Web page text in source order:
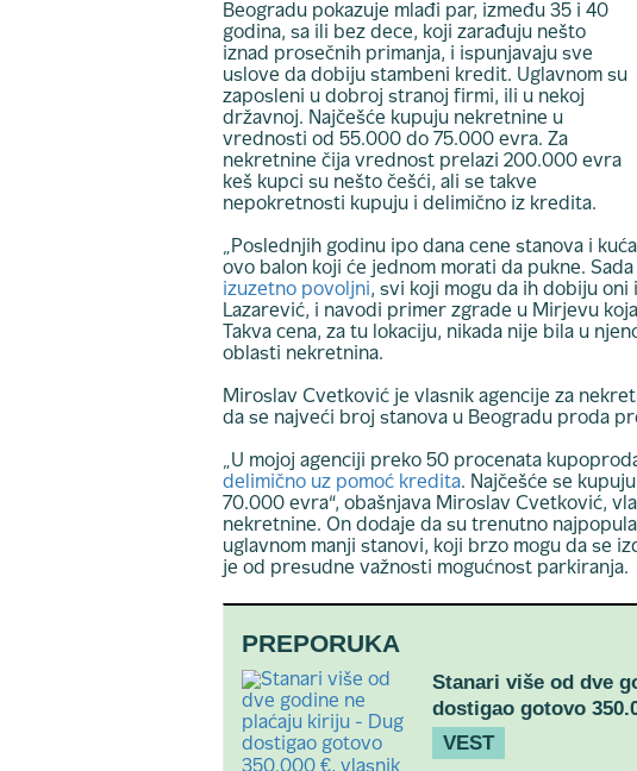
Beogradu pokazuje mlađi par, između 35 i 40
godina, sa ili bez dece, koji zarađuju nešto
iznad prosečnih primanja, i ispunjavaju sve
uslove da dobiju stambeni kredit. Uglavnom su
zaposleni u dobroj stranoj firmi, ili u nekoj
državnoj. Najčešće kupuju nekretnine u
vrednosti od 55.000 do 75.000 evra. Za
nekretnine čija vrednost prelazi 200.000 evra
keš kupci su nešto češći, ali se takve
nepokretnosti kupuju i delimično iz kredita.
„Poslednjih godinu ipo dana cene stanova i
ovo balon koji će jednom morati da pukne.
izuzetno povoljni , svi koji mogu da ih dobiju oni
Lazarević, i navodi primer zgrade u Mirjevu
Takva cena, za tu lokaciju, nikada nije bila u
oblasti nekretnina.
Miroslav Cvetković je vlasnik agencije za
da se najveći broj stanova u Beogradu proda
„U mojoj agenciji preko 50 procenata
delimično uz pomoć kredita. Najčešće se
70.000 evra“, obašnjava Miroslav Cvetković,
nekretnine. On dodaje da su trenutno
uglavnom manji stanovi, koji brzo mogu da se
je od presudne važnosti mogućnost parkiranja.
PREPORUKA
Stanari više od dve
dostigao gotovo
VEST